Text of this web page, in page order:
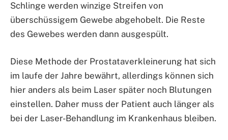
Schlinge werden winzige Streifen von
überschüssigem Gewebe abgehobelt. Die Reste
des Gewebes werden dann ausgespült.
Diese Methode der Prostataverkleinerung hat sich
im laufe der Jahre bewährt, allerdings können sich
hier anders als beim Laser später noch Blutungen
einstellen. Daher muss der Patient auch länger als
bei der Laser-Behandlung im Krankenhaus bleiben.